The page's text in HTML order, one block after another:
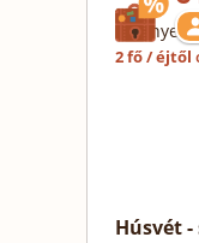
Érvényes:
2 fő / éjtől
Húsvét